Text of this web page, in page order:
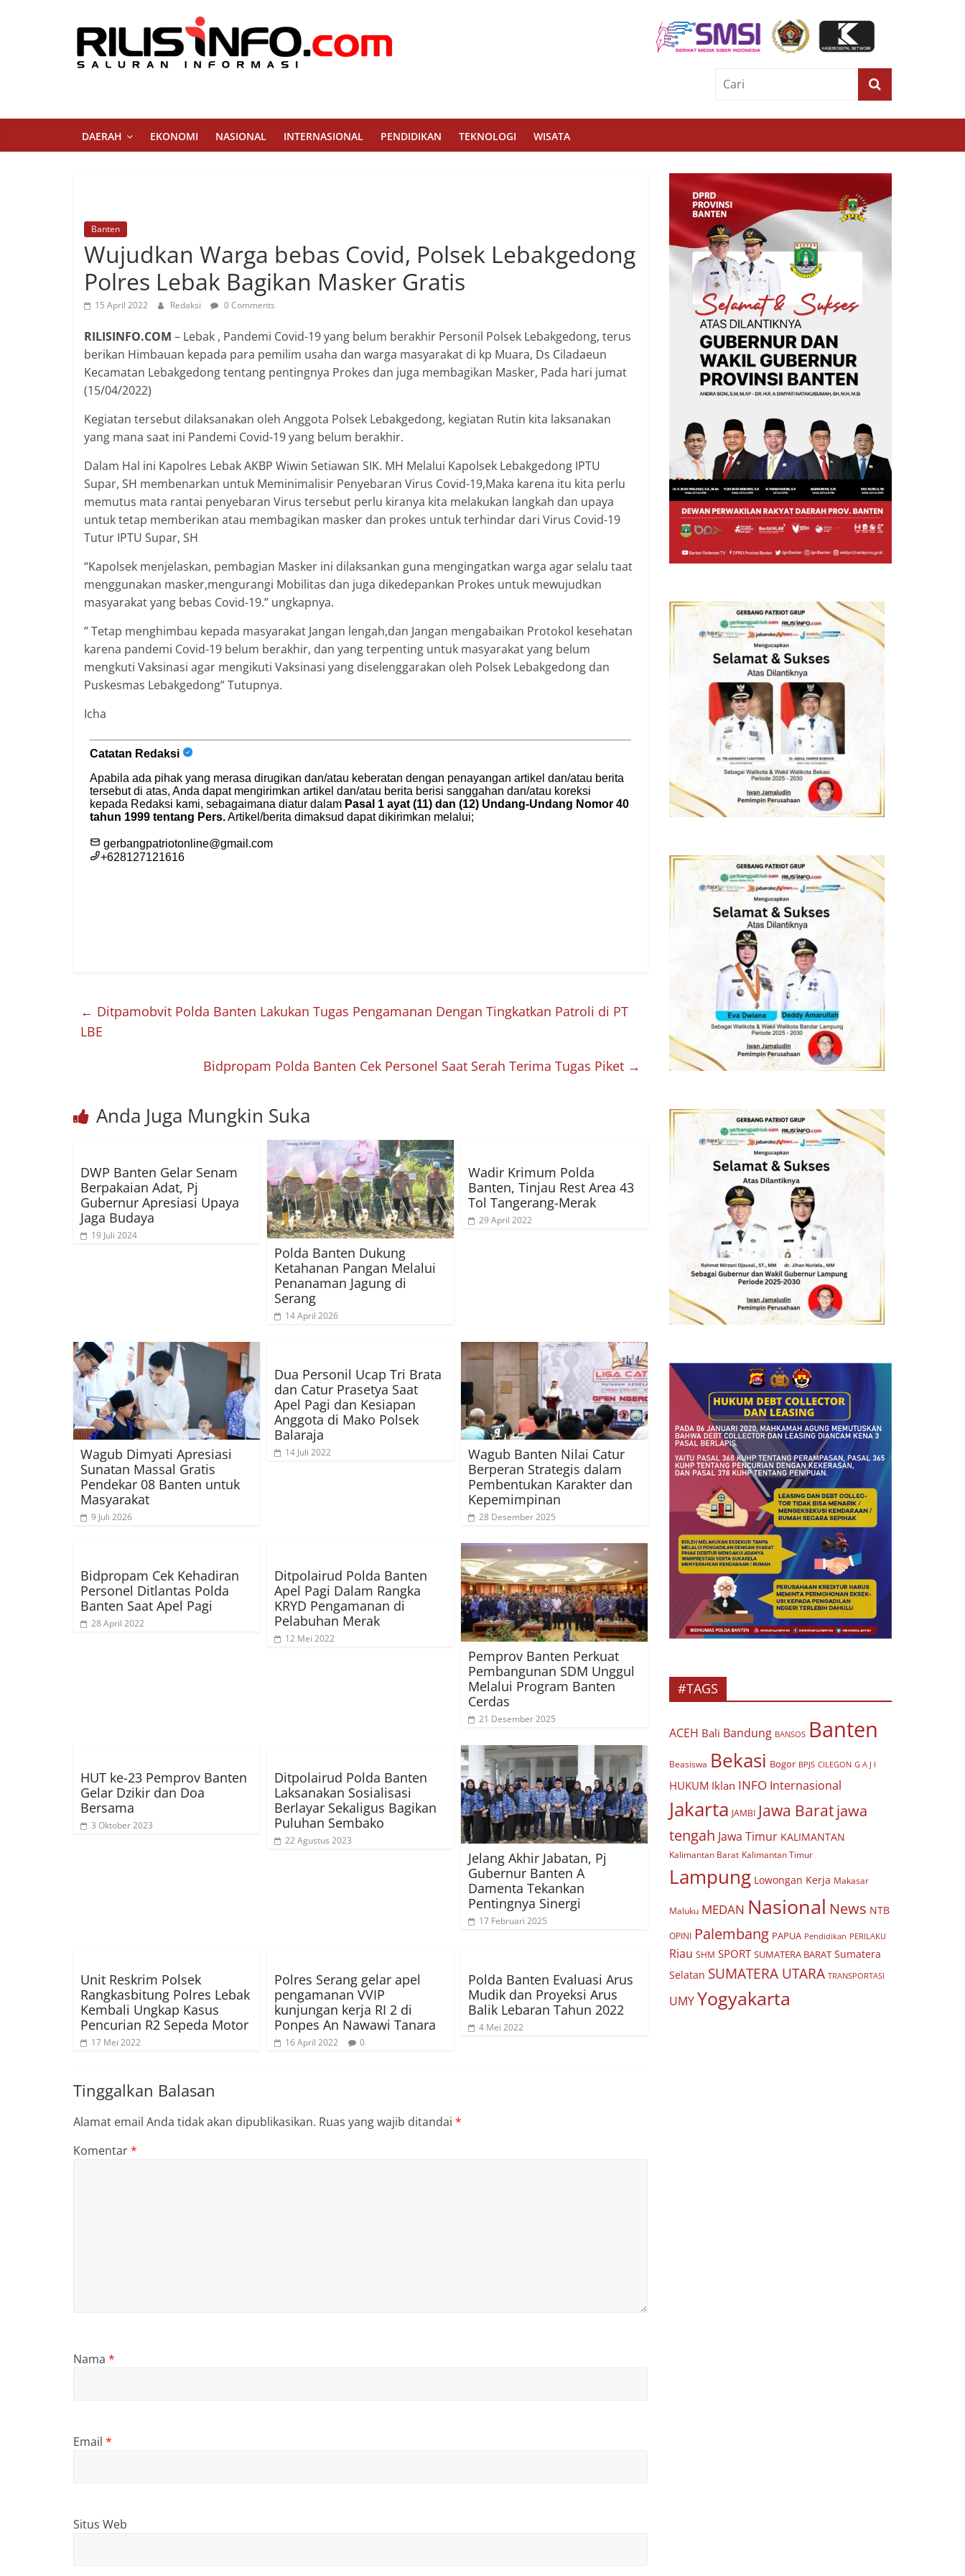
Rilis
Info
Saluran
Informasi
DAERAH EKONOMI NASIONAL INTERNASIONAL PENDIDIKAN TEKNOLOGI WISATA
Banten
Wujudkan Warga bebas Covid, Polsek Lebakgedong
Polres Lebak Bagikan Masker Gratis
15 April 2022 Redaksi 0 Comments
RILISINFO.COM – Lebak , Pandemi Covid-19 yang belum berakhir Personil Polsek Lebakgedong, terus
berikan Himbauan kepada para pemilim usaha dan warga masyarakat di kp Muara, Ds Ciladaeun
Kecamatan Lebakgedong tentang pentingnya Prokes dan juga membagikan Masker, Pada hari jumat
(15/04/2022)
Kegiatan tersebut dilaksanakan oleh Anggota Polsek Lebakgedong, kegiatan Rutin kita laksanakan
yang mana saat ini Pandemi Covid-19 yang belum berakhir.
Dalam Hal ini Kapolres Lebak AKBP Wiwin Setiawan SIK. MH Melalui Kapolsek Lebakgedong IPTU
Supar, SH membenarkan untuk Meminimalisir Penyebaran Virus Covid-19,Maka karena itu kita perlu
memutus mata rantai penyebaran Virus tersebut perlu kiranya kita melakukan langkah dan upaya
untuk tetap memberikan atau membagikan masker dan prokes untuk terhindar dari Virus Covid-19
Tutur IPTU Supar, SH
“Kapolsek menjelaskan, pembagian Masker ini dilaksankan guna mengingatkan warga agar selalu taat
menggunakan masker,mengurangi Mobilitas dan juga dikedepankan Prokes untuk mewujudkan
masyarakat yang bebas Covid-19.” ungkapnya.
” Tetap menghimbau kepada masyarakat Jangan lengah,dan Jangan mengabaikan Protokol kesehatan
karena pandemi Covid-19 belum berakhir, dan yang terpenting untuk masyarakat yang belum
mengkuti Vaksinasi agar mengikuti Vaksinasi yang diselenggarakan oleh Polsek Lebakgedong dan
Puskesmas Lebakgedong” Tutupnya.
Icha
← Ditpamobvit Polda Banten Lakukan Tugas Pengamanan Dengan Tingkatkan Patroli di PT
LBE
Bidpropam Polda Banten Cek Personel Saat Serah Terima Tugas Piket →
Anda Juga Mungkin Suka
DWP Banten Gelar Senam
Berpakaian Adat, Pj
Gubernur Apresiasi Upaya
Jaga Budaya
19 Juli 2024
Polda Banten Dukung
Ketahanan Pangan Melalui
Penanaman Jagung di
Serang
14 April 2026
Wadir Krimum Polda
Banten, Tinjau Rest Area 43
Tol Tangerang-Merak
29 April 2022
Wagub Dimyati Apresiasi
Sunatan Massal Gratis
Pendekar 08 Banten untuk
Masyarakat
9 Juli 2026
Dua Personil Ucap Tri Brata
dan Catur Prasetya Saat
Apel Pagi dan Kesiapan
Anggota di Mako Polsek
Balaraja
14 Juli 2022
Wagub Banten Nilai Catur
Berperan Strategis dalam
Pembentukan Karakter dan
Kepemimpinan
28 Desember 2025
Bidpropam Cek Kehadiran
Personel Ditlantas Polda
Banten Saat Apel Pagi
28 April 2022
Ditpolairud Polda Banten
Apel Pagi Dalam Rangka
KRYD Pengamanan di
Pelabuhan Merak
12 Mei 2022
Pemprov Banten Perkuat
Pembangunan SDM Unggul
Melalui Program Banten
Cerdas
21 Desember 2025
HUT ke-23 Pemprov Banten
Gelar Dzikir dan Doa
Bersama
3 Oktober 2023
Ditpolairud Polda Banten
Laksanakan Sosialisasi
Berlayar Sekaligus Bagikan
Puluhan Sembako
22 Agustus 2023
Jelang Akhir Jabatan, Pj
Gubernur Banten A
Damenta Tekankan
Pentingnya Sinergi
17 Februari 2025
Unit Reskrim Polsek
Rangkasbitung Polres Lebak
Kembali Ungkap Kasus
Pencurian R2 Sepeda Motor
17 Mei 2022
Polres Serang gelar apel
pengamanan VVIP
kunjungan kerja RI 2 di
Ponpes An Nawawi Tanara
16 April 2022 0
Polda Banten Evaluasi Arus
Mudik dan Proyeksi Arus
Balik Lebaran Tahun 2022
4 Mei 2022
Tinggalkan Balasan
Alamat email Anda tidak akan dipublikasikan. Ruas yang wajib ditandai *
Komentar*
Nama *
Email *
Situs Web
#TAGS
ACEH Bali Bandung BANSOS Banten
Beasiswa Bekasi Bogor BPJS CILEGON G A J I
HUKUM Iklan INFO Internasional
Jakarta JAMBI Jawa Baratjawa
tengah Jawa Timur KALIMANTAN
Kalimantan Barat Kalimantan Timur
Lampung Lowongan Kerja Makasar
Maluku MEDAN Nasional News NTB
OPINI Palembang PAPUA Pendidikan PERILAKU
Riau SHM SPORT SUMATERA BARAT Sumatera
Selatan SUMATERA UTARA TRANSPORTASI
UMYYogyakarta